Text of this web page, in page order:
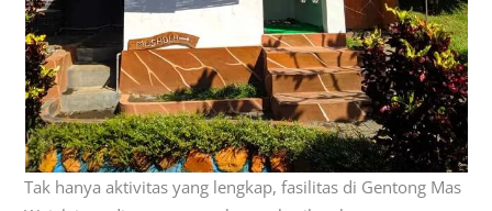
Tak hanya aktivitas yang lengkap, fasilitas di Gentong Mas